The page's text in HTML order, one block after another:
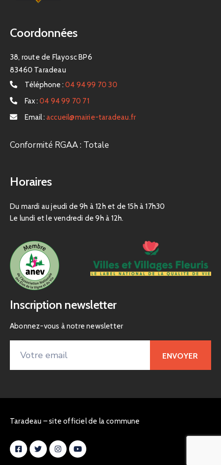
Coordonnées
38, route de Flayosc BP6
83460 Taradeau
Téléphone : 04 94 99 70 30
Fax : 04 94 99 70 71
Email : accueil@mairie-taradeau.fr
Conformité RGAA : Totale
Horaires
Du mardi au jeudi de 9h à 12h et de 15h à 17h30
Le lundi et le vendredi de 9h à 12h.
Inscription newsletter
Abonnez-vous à notre newsletter
Taradeau – site officiel de la commune